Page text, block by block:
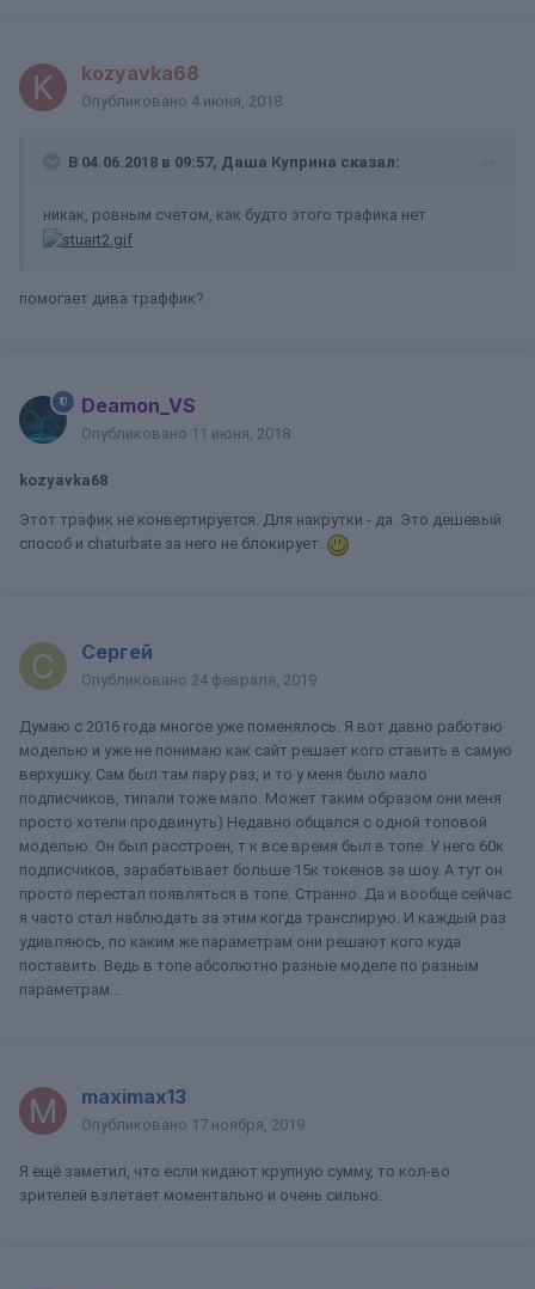
kozyavka68
Опубликовано 4 июня, 2018
В 04.06.2018 в 09:57, Даша Куприна сказал:
никак, ровным счетом, как будто этого трафика нет
помогает дива траффик?
Deamon_VS
Опубликовано 11 июня, 2018
kozyavka68
Этот трафик не конвертируется. Для накрутки - да. Это дешевый
способ и chaturbate за него не блокирует.
Сергей
Опубликовано 24 февраля, 2019
Думаю с 2016 года многое уже поменялось. Я вот давно работаю
моделью и уже не понимаю как сайт решает кого ставить в самую
верхушку. Сам был там пару раз, и то у меня было мало
подписчиков, типали тоже мало. Может таким образом они меня
просто хотели продвинуть) Недавно общался с одной топовой
моделью. Он был расстроен, т к все время был в топе. У него 60к
подписчиков, зарабатывает больше 15к токенов за шоу. А тут он
просто перестал появляться в топе. Странно. Да и вообще сейчас
я часто стал наблюдать за этим когда транслирую. И каждый раз
удивляюсь, по каким же параметрам они решают кого куда
поставить. Ведь в топе абсолютно разные моделе по разным
параметрам...
maximax13
Опубликовано 17 ноября, 2019
Я ещё заметил, что если кидают крупную сумму, то кол-во
зрителей взлетает моментально и очень сильно.